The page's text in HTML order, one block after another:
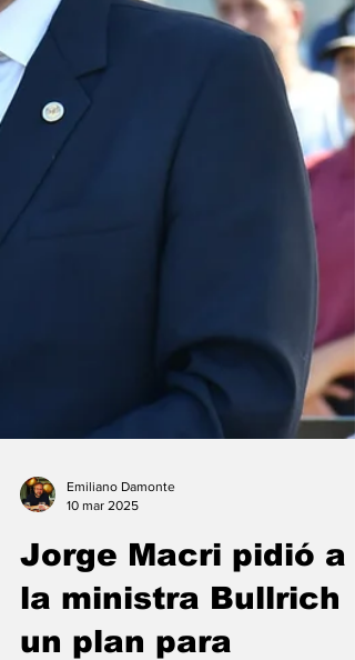
10 mar 2025
Jorge Macri pidió a
la ministra Bullrich